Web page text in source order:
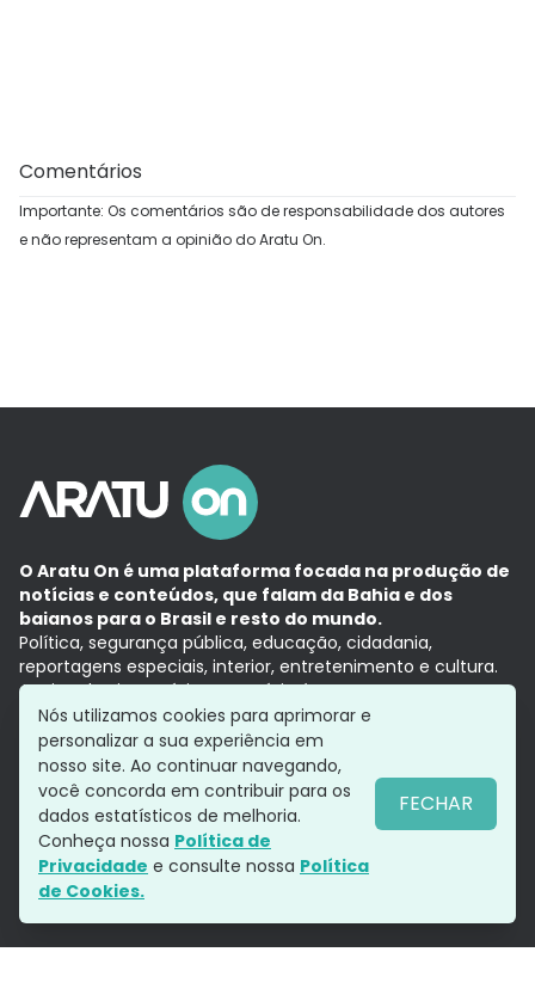
Comentários
Importante: Os comentários são de responsabilidade dos autores
e não representam a opinião do Aratu On.
O Aratu On é uma plataforma focada na produção de
notícias e conteúdos, que falam da Bahia e dos
baianos para o Brasil e resto do mundo.
Política, segurança pública, educação, cidadania,
reportagens especiais, interior, entretenimento e cultura.
Aqui, tudo vira notícia e a notícia é no tempo presente,
com a credibilidade do Grupo Aratu.
Grupo Aratu
Política de privacidade
Siga-nos
Nós utilizamos cookies para aprimorar e
personalizar a sua experiência em
nosso site. Ao continuar navegando,
você concorda em contribuir para os
dados estatísticos de melhoria.
Conheça nossa Política de
Privacidade e consulte nossa Política
de Cookies.
FECHAR